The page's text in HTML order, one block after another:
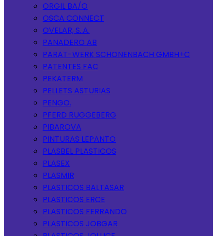
ORGIL BA/O
OSCA CONNECT
OVELAR, S..A.
PANADERO AB
PARAT-WERK SCHONENBACH GMBH+C
PATENTES FAC
PEKATERM
PELLETS ASTURIAS
PENGO.
PFERD RUGGEBERG
PIBAROVA
PINTURAS LEPANTO
PLASBEL PLASTICOS
PLASEX
PLASMIR
PLASTICOS BALTASAR
PLASTICOS ERCE
PLASTICOS FERRANDO
PLASTICOS JOBGAR